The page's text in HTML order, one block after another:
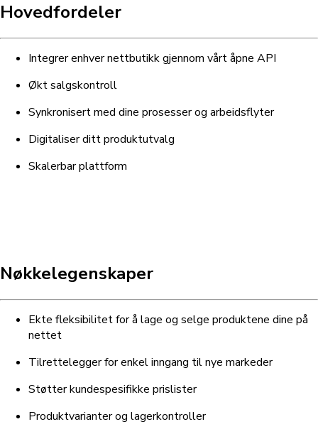
Hovedfordeler
Integrer enhver nettbutikk gjennom vårt åpne API
Økt salgskontroll
Synkronisert med dine prosesser og arbeidsflyter
Digitaliser ditt produktutvalg
Skalerbar plattform
Nøkkelegenskaper
Ekte fleksibilitet for å lage og selge produktene dine på
nettet
Tilrettelegger for enkel inngang til nye markeder
Støtter kundespesifikke prislister
Produktvarianter og lagerkontroller